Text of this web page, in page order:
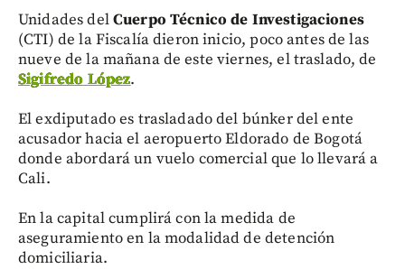
Unidades delCuerpo Técnico de Investigaciones
(CTI) de la Fiscalía dieron inicio, poco antes de las
nueve de la mañana de este viernes, el traslado, de
Sigifredo López.
El exdiputado es trasladado del búnker del ente
acusador hacia el aeropuerto Eldorado de Bogotá
donde abordará un vuelo comercial que lo llevará a
Cali.
En la capital cumplirá con la medida de
aseguramiento en la modalidad de detención
domiciliaria.